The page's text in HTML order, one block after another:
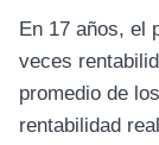
En 17 años, el
veces
promedio de
rentabilidad